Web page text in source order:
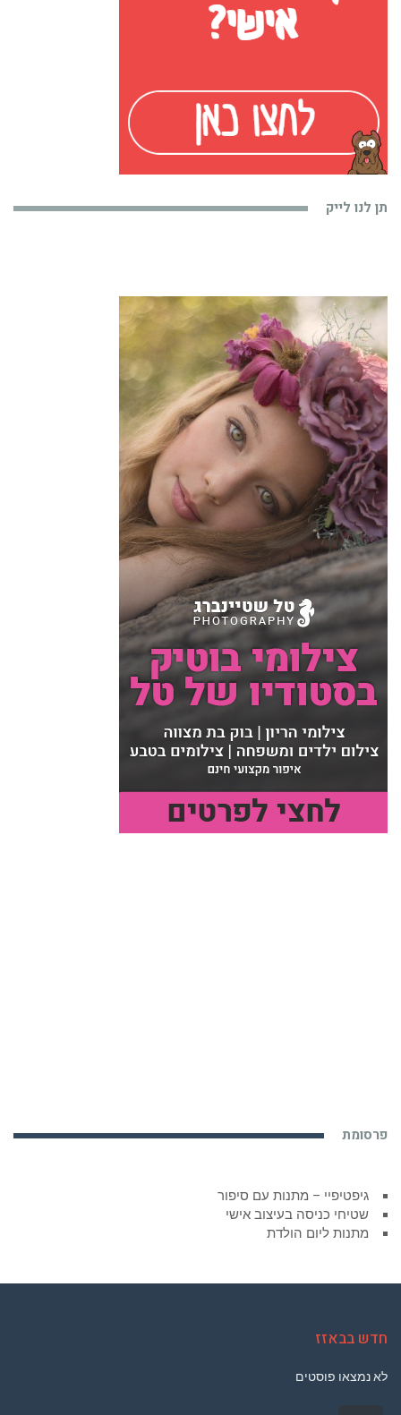
תן לנו לייק
פרסומת
גיפטיפיי – מתנות עם סיפור
שטיחי כניסה בעיצוב אישי
מתנות ליום הולדת
חדש בבאזז
לא נמצאו פוסטים